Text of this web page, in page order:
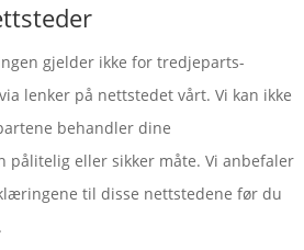
gjelder ikke for tredjeparts-
lenker på nettstedet vårt. Vi kan ikke
behandler dine
pålitelig eller sikker måte. Vi anbefaler
til disse nettstedene før du